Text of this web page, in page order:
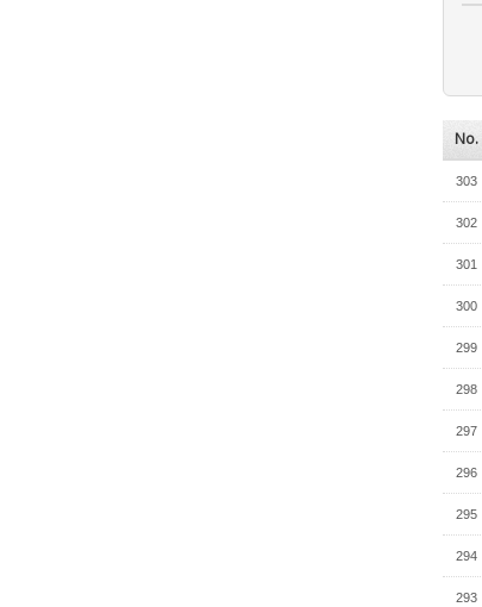
No.
303
302
301
300
299
298
297
296
295
294
293